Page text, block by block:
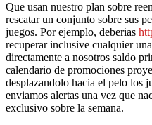
Que usan nuestro plan sobre
rescatar un conjunto sobre sus
juegos. Por ejemplo, deberias
recuperar inclusive cualquier
directamente a nosotros saldo
calendario de promociones
desplazandolo hacia el pelo los
enviamos alertas una vez que
exclusivo sobre la semana.